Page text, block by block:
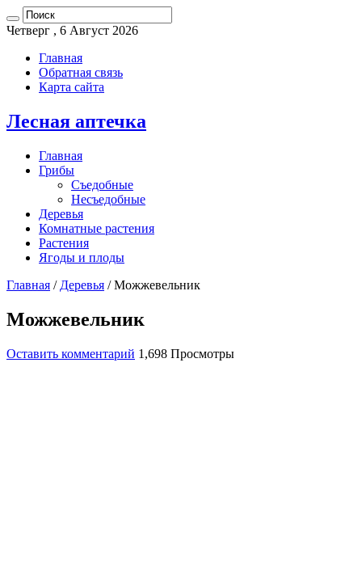
Четверг , 6 Август 2026
Главная
Обратная связь
Карта сайта
Лесная аптечка
Главная
Грибы
Съедобные
Несъедобные
Деревья
Комнатные растения
Растения
Ягоды и плоды
Главная / Деревья / Можжевельник
Можжевельник
Оставить комментарий 1,698 Просмотры